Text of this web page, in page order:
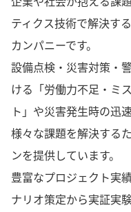
ティクス技術で解決す
カンパニーです。
設備点検・災害対策・
ける「労働力不足・ミ
ト」や災害発生時の迅
様々な課題を解決する
ンを提供しています。
豊富なプロジェクト実
ナリオ策定から実証実